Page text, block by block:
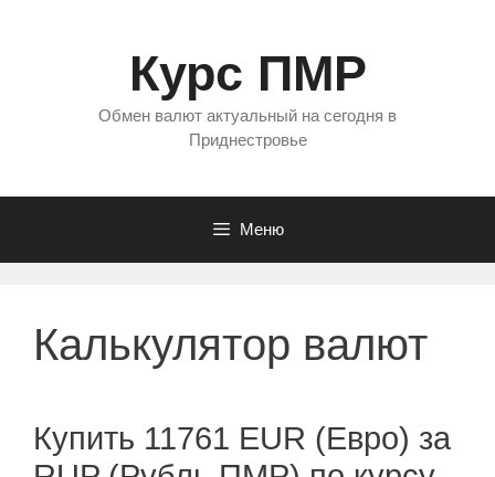
Курс ПМР
Обмен валют актуальный на сегодня в
Приднестровье
Меню
Калькулятор валют
Купить 11761 EUR (Евро) за